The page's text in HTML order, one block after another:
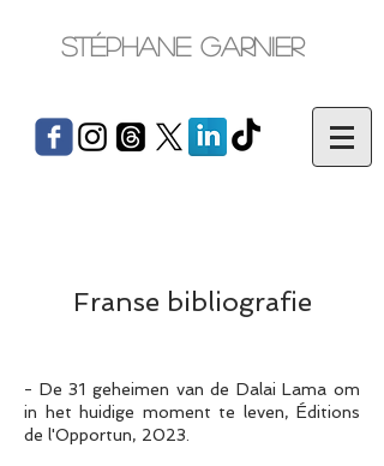
Stéphane Garnier
Franse bibliografie
- De 31 geheimen van de Dalai Lama om
in het huidige moment te leven, Éditions
de l'Opportun, 2023.